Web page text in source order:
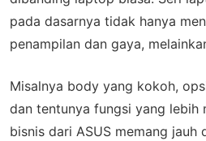
pada dasarnya tidak hanya
penampilan dan gaya,
Misalnya body yang kokoh,
dan tentunya fungsi yang lebih
bisnis dari ASUS memang jauh